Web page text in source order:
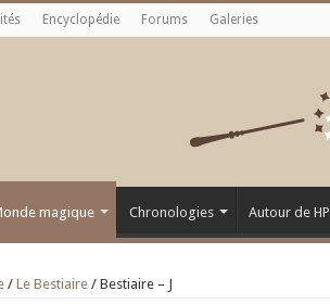
Encyclopédie Forums Galeries
magique Chronologies Autour de HP
/ Le Bestiaire / Bestiaire – J